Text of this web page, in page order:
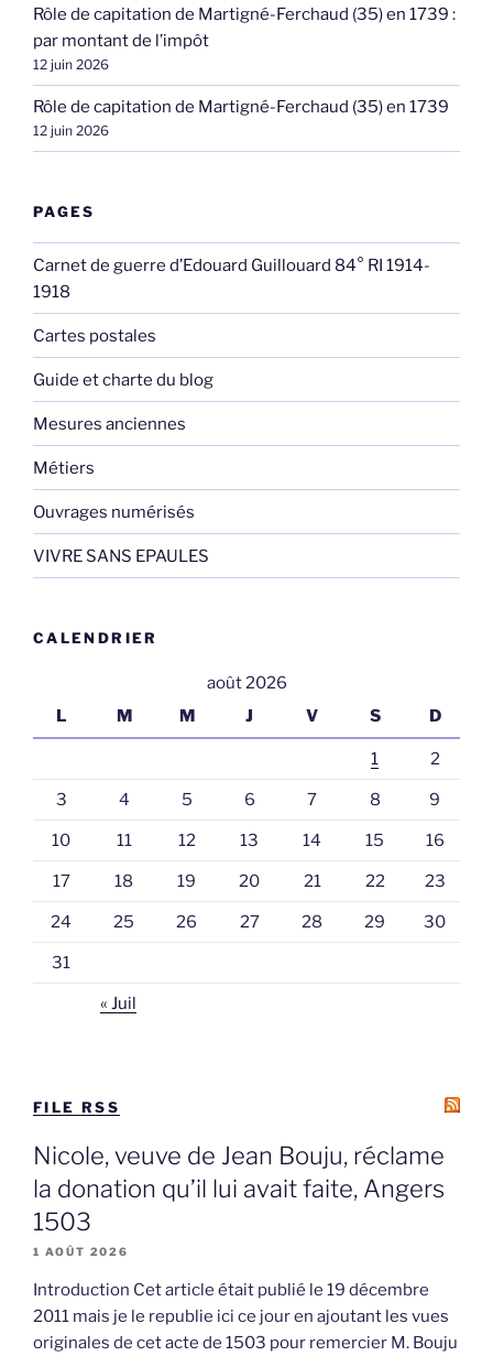
Rôle de capitation de Martigné-Ferchaud (35) en 1739 :
par montant de l’impôt
12 juin 2026
Rôle de capitation de Martigné-Ferchaud (35) en 1739
12 juin 2026
PAGES
Carnet de guerre d’Edouard Guillouard 84° RI 1914-
1918
Cartes postales
Guide et charte du blog
Mesures anciennes
Métiers
Ouvrages numérisés
VIVRE SANS EPAULES
CALENDRIER
août 2026
L
M M J V S D
1 2
3 4 5 6 7 8 9
10 11 12 13 14 15 16
17 18 19 20 21 22 23
24 25 26 27 28 29 30
31
« Juil
FILE RSS
Nicole, veuve de Jean Bouju, réclame
la donation qu’il lui avait faite, Angers
1503
1 AOÛT 2026
Introduction Cet article était publié le 19 décembre
2011 mais je le republie ici ce jour en ajoutant les vues
originales de cet acte de 1503 pour remercier M. Bouju